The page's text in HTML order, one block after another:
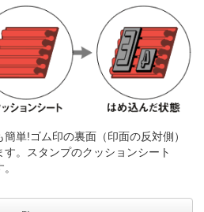
単!ゴム印の裏面（印面の反対側）
。スタンプのクッションシート